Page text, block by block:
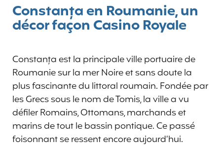
Constanța en Roumanie, un
décor façon Casino Royale
Constanța est la principale ville portuaire de
Roumanie sur la mer Noire et sans doute la
plus fascinante du littoral roumain. Fondée par
les Grecs sous le nom de Tomis, la ville a vu
défiler Romains, Ottomans, marchands et
marins de tout le bassin pontique. Ce passé
foisonnant se ressent encore aujourd’hui.